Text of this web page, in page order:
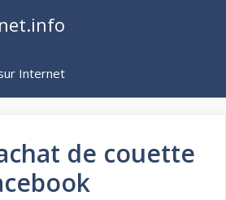
Internet
de couette